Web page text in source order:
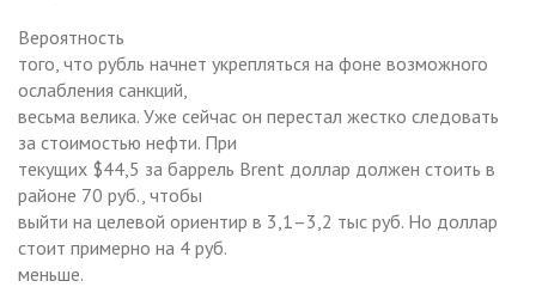
Вероятность
того, что рубль начнет укрепляться на фоне возможного
ослабления санкций,
весьма велика. Уже сейчас он перестал жестко следовать
за стоимостью нефти. При
текущих $44,5 за баррель Brent доллар должен стоить в
районе 70 руб., чтобы
выйти на целевой ориентир в 3,1–3,2 тыс руб. Но доллар
стоит примерно на 4 руб.
меньше.